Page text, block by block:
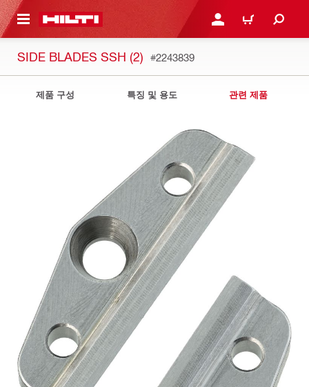
으로 건너뛰기 로그인 또는 회원가입
장바구니
SIDE BLADES SSH (2) #2243839
제품 구성 특징 및 용도 관련 제품